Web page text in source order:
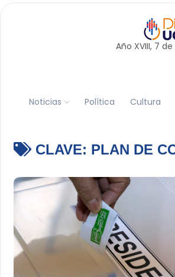
Año XVIII, 7 de
Noticias Política Cultura
CLAVE: PLAN DE